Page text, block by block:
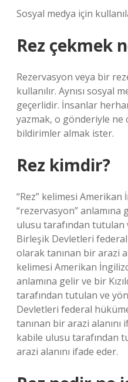
Sosyal medya için
Rez çekmek
Rezervasyon veya bir
kullanılır. Aynısı sosyal
geçerlidir. İnsanlar
yazmak, o gönderiyle ne
bildirimler almak ister.
Rez kimdir?
“Rez” kelimesi Amerikan
“rezervasyon” anlamına
ulusu tarafından tutulan
Birleşik Devletleri
olarak tanınan bir arazi
kelimesi Amerikan
anlamına gelir ve bir
tarafından tutulan ve
Devletleri federal
tanınan bir arazi alanını
kabile ulusu tarafından
arazi alanını ifade eder.